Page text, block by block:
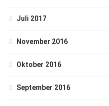
Juli 2017
November 2016
Oktober 2016
September 2016